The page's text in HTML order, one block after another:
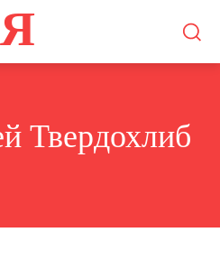
Я
Твердохлиб